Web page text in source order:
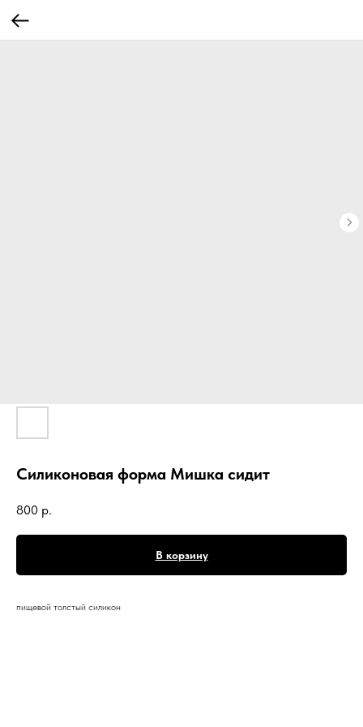
Силиконовая форма Мишка сидит
800 р.
В корзину
пищевой толстый силикон